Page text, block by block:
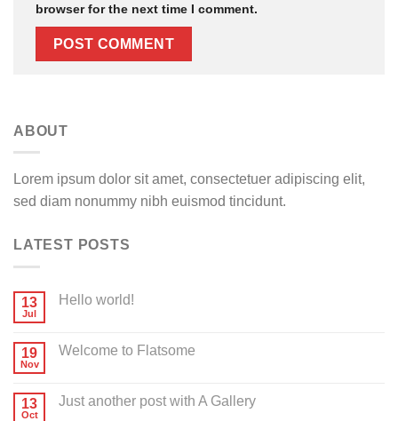
browser for the next time I comment.
ABOUT
Lorem ipsum dolor sit amet, consectetuer adipiscing elit,
sed diam nonummy nibh euismod tincidunt.
LATEST POSTS
13
Jul
Hello world!
19
Nov
Welcome to Flatsome
13
Oct
Just another post with A Gallery